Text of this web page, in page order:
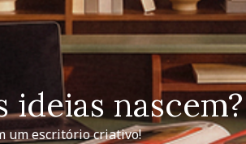
ideias nascem?
um escritório criativo!